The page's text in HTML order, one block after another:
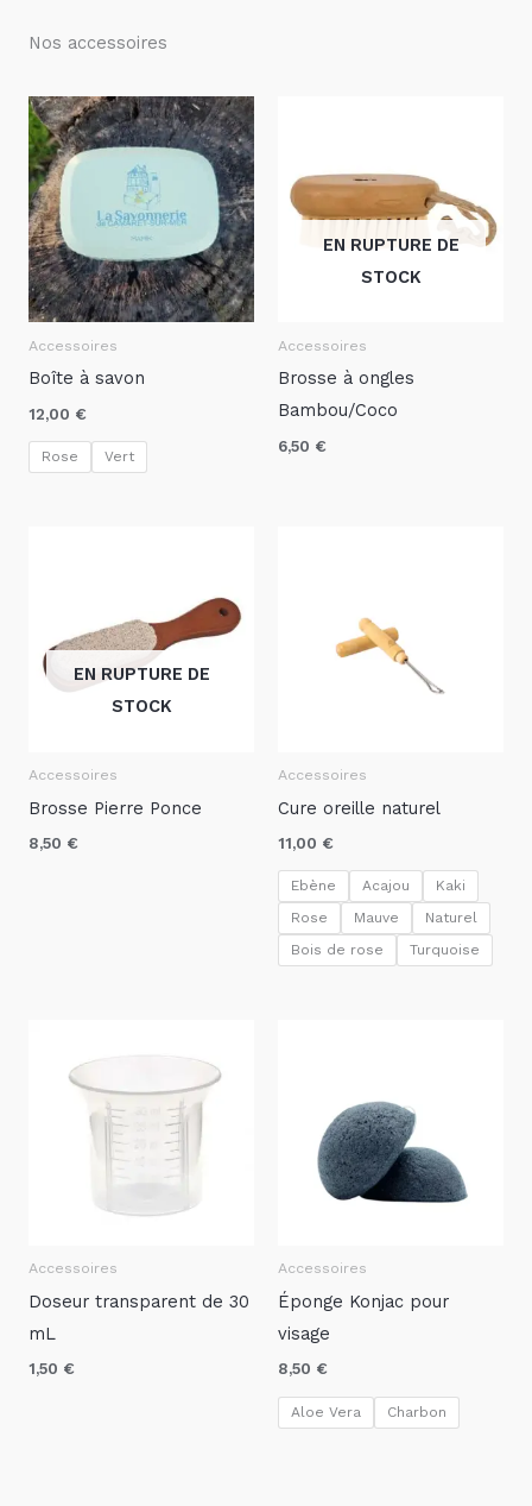
Nos accessoires
Accessoires
Boîte à savon
12,00 €
Rose Vert
EN RUPTURE DE
STOCK
Accessoires
Brosse à ongles
Bambou/Coco
6,50 €
EN RUPTURE DE
STOCK
Accessoires
Brosse Pierre Ponce
8,50 €
Accessoires
Cure oreille naturel
11,00 €
Ebène Acajou
Kaki
Rose
Mauve
Naturel
Bois de rose
Turquoise
Accessoires
Doseur transparent de 30
mL
1,50 €
Accessoires
Éponge Konjac pour
visage
8,50 €
Aloe Vera Charbon